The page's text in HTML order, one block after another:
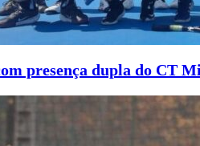
presença dupla do CT